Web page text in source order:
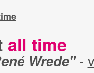
all time
Wrede"-